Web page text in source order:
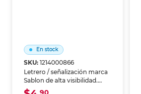
En stock
SKU: 1214000866
Letrero / señalización marca
Sablon de alta visibilidad.
Identifica zonas, riesgos o